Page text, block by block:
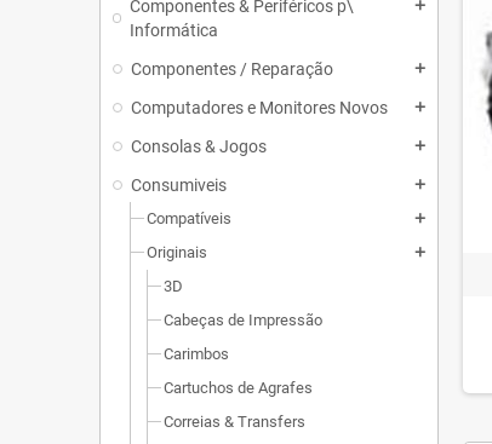
Componentes & Periféricos p\
Informática
add
Componentes / Reparação add
Computadores e Monitores Novos add
Consolas & Jogos add
Consumiveis add
Compatíveis add
Originais add
3D
Cabeças de Impressão
Carimbos
Cartuchos de Agrafes
Correias & Transfers